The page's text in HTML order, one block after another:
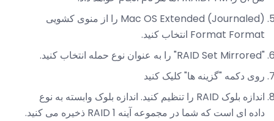
Mac OS Extended (Journaled) را از منوی کشویی
Format Format انتخاب کنید.
"RAID Set Mirrored" را به عنوان نوع حمله انتخاب کنید.
روی دکمه "گزینه ها" کلیک کنید
اندازه بلوک RAID را تنظیم کنید. اندازه بلوک وابسته به نوع
داده ای است که شما در مجموعه آینه RAID 1 ذخیره می کنید.